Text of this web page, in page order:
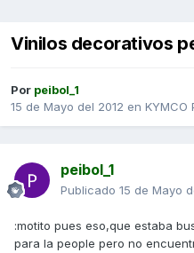
Vinilos decorativos
Por peibol_1
15 de Mayo del 2012 en KYMCO
peibol_1
Publicado 15 de Mayo
:motito pues eso,que estaba
para la people pero no